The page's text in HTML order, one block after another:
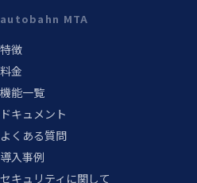
autobahn MTA
特徴
料金
機能一覧
ドキュメント
よくある質問
導入事例
セキュリティに関して